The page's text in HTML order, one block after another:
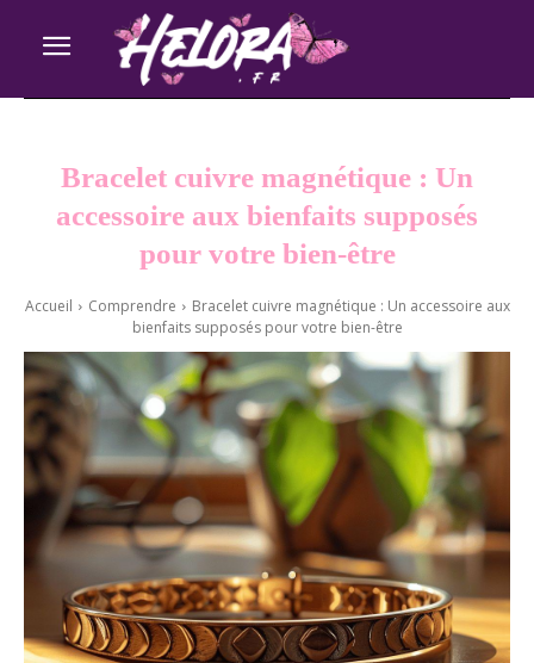
Bracelet cuivre magnétique : Un
accessoire aux bienfaits supposés
pour votre bien-être
Accueil Comprendre
Bracelet cuivre magnétique : Un accessoire aux
bienfaits supposés pour votre bien-être